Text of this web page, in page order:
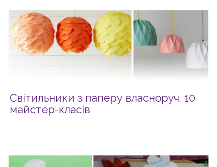
Світильники з паперу власноруч. 10
майстер-класів